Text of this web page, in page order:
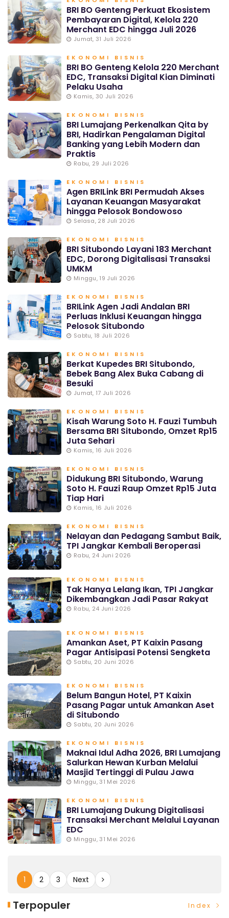
BRI BO Genteng Perkuat Ekosistem
Pembayaran Digital, Kelola 220
Merchant EDC hingga Juli 2026
Jumat, 31 Juli 2026
EKONOMI BISNIS
BRI BO Genteng Kelola 220 Merchant
EDC, Transaksi Digital Kian Diminati
Pelaku Usaha
Kamis, 30 Juli 2026
EKONOMI BISNIS
BRI Lumajang Perkenalkan Qita by
BRI, Hadirkan Pengalaman Digital
Banking yang Lebih Modern dan
Praktis
Rabu, 29 Juli 2026
EKONOMI BISNIS
Agen BRILink BRI Permudah Akses
Layanan Keuangan Masyarakat
hingga Pelosok Bondowoso
Selasa, 28 Juli 2026
EKONOMI BISNIS
BRI Situbondo Layani 183 Merchant
EDC, Dorong Digitalisasi Transaksi
UMKM
Minggu, 19 Juli 2026
EKONOMI BISNIS
BRILink Agen Jadi Andalan BRI
Perluas Inklusi Keuangan hingga
Pelosok Situbondo
Sabtu, 18 Juli 2026
EKONOMI BISNIS
Berkat Kupedes BRI Situbondo,
Bebek Bang Alex Buka Cabang di
Besuki
Jumat, 17 Juli 2026
EKONOMI BISNIS
Kisah Warung Soto H. Fauzi Tumbuh
Bersama BRI Situbondo, Omzet Rp15
Juta Sehari
Kamis, 16 Juli 2026
EKONOMI BISNIS
Didukung BRI Situbondo, Warung
Soto H. Fauzi Raup Omzet Rp15 Juta
Tiap Hari
Kamis, 16 Juli 2026
EKONOMI BISNIS
Nelayan dan Pedagang Sambut Baik,
TPI Jangkar Kembali Beroperasi
Rabu, 24 Juni 2026
EKONOMI BISNIS
Tak Hanya Lelang Ikan, TPI Jangkar
Dikembangkan Jadi Pasar Rakyat
Rabu, 24 Juni 2026
EKONOMI BISNIS
Amankan Aset, PT Kaixin Pasang
Pagar Antisipasi Potensi Sengketa
Sabtu, 20 Juni 2026
EKONOMI BISNIS
Belum Bangun Hotel, PT Kaixin
Pasang Pagar untuk Amankan Aset
di Situbondo
Sabtu, 20 Juni 2026
EKONOMI BISNIS
Maknai Idul Adha 2026, BRI Lumajang
Salurkan Hewan Kurban Melalui
Masjid Tertinggi di Pulau Jawa
Minggu, 31 Mei 2026
EKONOMI BISNIS
BRI Lumajang Dukung Digitalisasi
Transaksi Merchant Melalui Layanan
EDC
Minggu, 31 Mei 2026
1 2 3 Next
Terpopuler Index